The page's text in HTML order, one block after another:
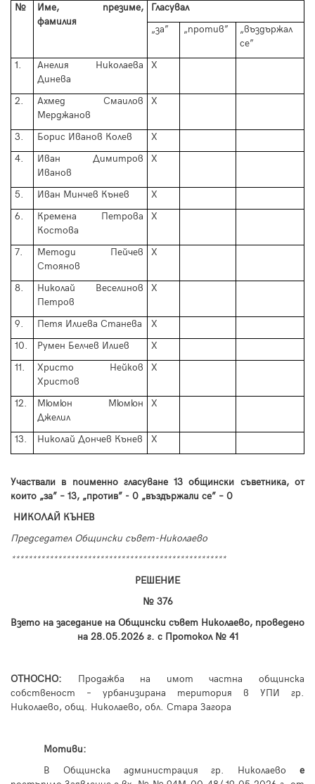
№
Име, презиме,
фамилия
Гласувал
„за”
„против”
„въздържал
се”
1.
Анелия Николаева
Динева
Х
2.
Ахмед Смаилов
Мерджанов
Х
3. Борис Иванов Колев
Х
4.
Иван Димитров
Иванов
Х
5. Иван Минчев Кънев
Х
6.
Кремена Петрова
Костова
Х
7.
Методи Пейчев
Стоянов
Х
8.
Николай Веселинов
Петров
Х
9. Петя Илиева Станева
Х
10.
Румен Белчев Илиев
Х
11.
Христо Нейков
Христов
Х
12.
Мюмюн Мюмюн
Джелил
Х
13. Николай Дончев Кънев Х
Участвали в поименно гласуване13 общински съветника, от
които „за” – 13, „против” - 0 „въздържали се” – 0
НИКОЛАЙ КЪНЕВ
Председател Общински съвет-Николаево
***************************************************
РЕШЕНИЕ
№ 376
Взето на заседание на Общински съвет Николаево, проведено
на 28.05.2026 г. с Протокол №41
ОТНОСНО: Продажба на имот частна общинска
собственост – урбанизирана територия в УПИ гр.
Николаево, общ. Николаево, обл. Стара Загора
Мотиви:
В Общинска администрация гр. Николаево е